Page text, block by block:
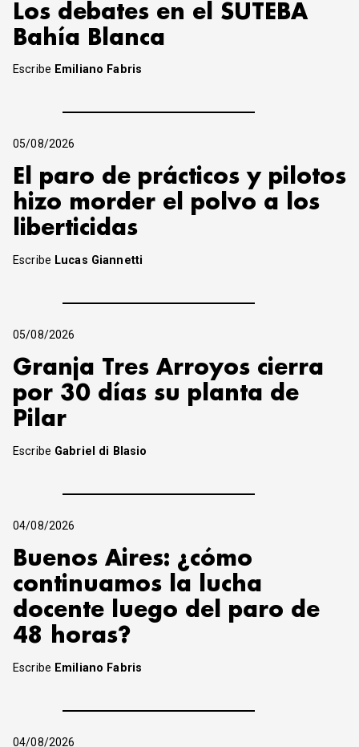
Los debates en el SUTEBA
Bahía Blanca
Escribe Emiliano Fabris
05/08/2026
El paro de prácticos y pilotos
hizo morder el polvo a los
liberticidas
Escribe Lucas Giannetti
05/08/2026
Granja Tres Arroyos cierra
por 30 días su planta de
Pilar
Escribe Gabriel di Blasio
04/08/2026
Buenos Aires: ¿cómo
continuamos la lucha
docente luego del paro de
48 horas?
Escribe Emiliano Fabris
04/08/2026